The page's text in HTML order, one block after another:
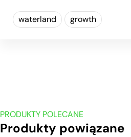
waterland growth
PRODUKTY POLECANE
Produkty powiązane